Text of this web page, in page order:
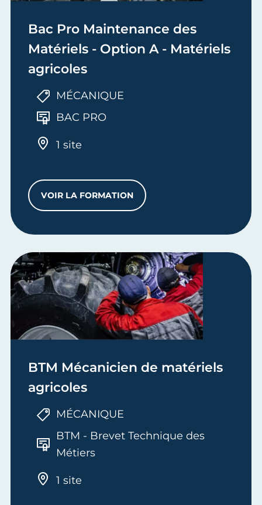
Bac Pro Maintenance des
Matériels - Option A - Matériels
agricoles
MÉCANIQUE
BAC PRO
1 site
VOIR LA FORMATIONBAC PRO MAINTENANCE DES
BTM Mécanicien de matériels
agricoles
MÉCANIQUE
BTM - Brevet Technique des
Métiers
1 site